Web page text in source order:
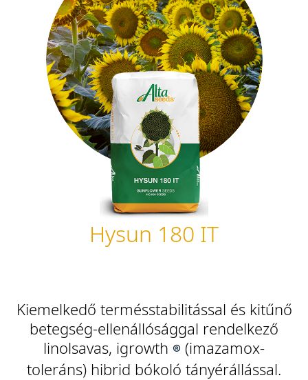
Hysun 180 IT
Kiemelkedő termésstabilitással és kitűnő
betegség-ellenállósággal rendelkező
linolsavas, igrowth ® (imazamox-
toleráns) hibrid bókoló tányérállással.